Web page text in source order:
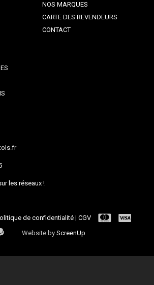
NOS MARQUES
CARTE DES REVENDEURS
CONTACT
les réseaux !
de confidentialité|CGV
Website byScreenUp